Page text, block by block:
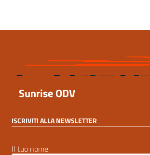
Sunrise ODV
ISCRIVITI ALLA NEWSLETTER
Il tuo nome